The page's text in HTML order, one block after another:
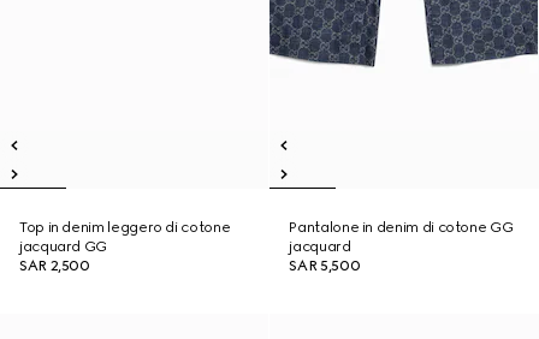
Top in denim leggero di cotone
jacquard GG
SAR 2,500
Pantalone in denim di cotone GG
jacquard
SAR 5,500